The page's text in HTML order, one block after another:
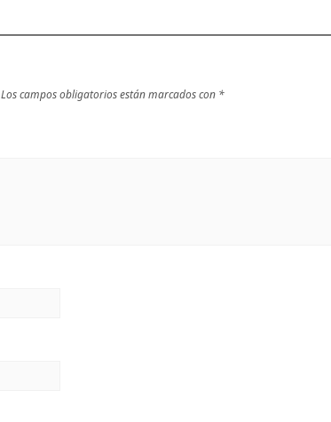
Los campos obligatorios están marcados con *